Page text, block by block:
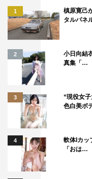
1
槙原寛己
タルパネ
2
小日向結
真集「…
3
“現役女
色白美ボ
4
軟体Iカッ
「おは…